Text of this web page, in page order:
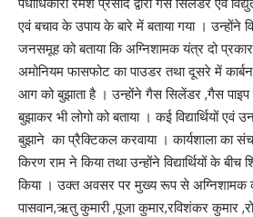
एवं बचाव के उपाय के बारे में बताया गया । उन्होंने
जनसमूह को बताया कि अग्निशामक यंत्र दो
अमोनियम फासफोट का पाउडर तथा दूसरे में
आग को बुझाता है । उन्होंने गैस सिलेंडर ,गैस
बुझाकर भी लोगो को बताया । कई विद्यार्थियों
बुझाने का प्रैक्टिकल करवाया । कार्यशाला का
किरण राम ने किया तथा उन्होंने विद्यार्थियों के बीच
किया । उक्त अवसर पर मुख्य रूप से अग्निशामक
पासवान,ऋतु कुमारी ,पूजा कुमार,रविशंकर कुमार